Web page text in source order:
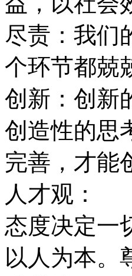
尽责：我们
个环节都兢
创新：创新
创造性的思
完善，才能
人才观：
态度决定一
以人为本。